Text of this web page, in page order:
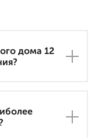
дома 12